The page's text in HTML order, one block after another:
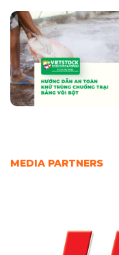
MEDIA PARTNERS